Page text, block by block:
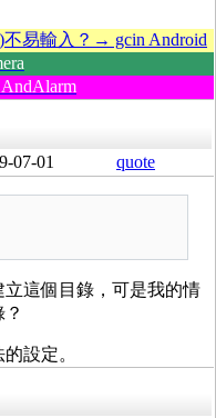
易輸入？→ gcin Android
07-01 quote
這個目錄，可是我的情
設定。